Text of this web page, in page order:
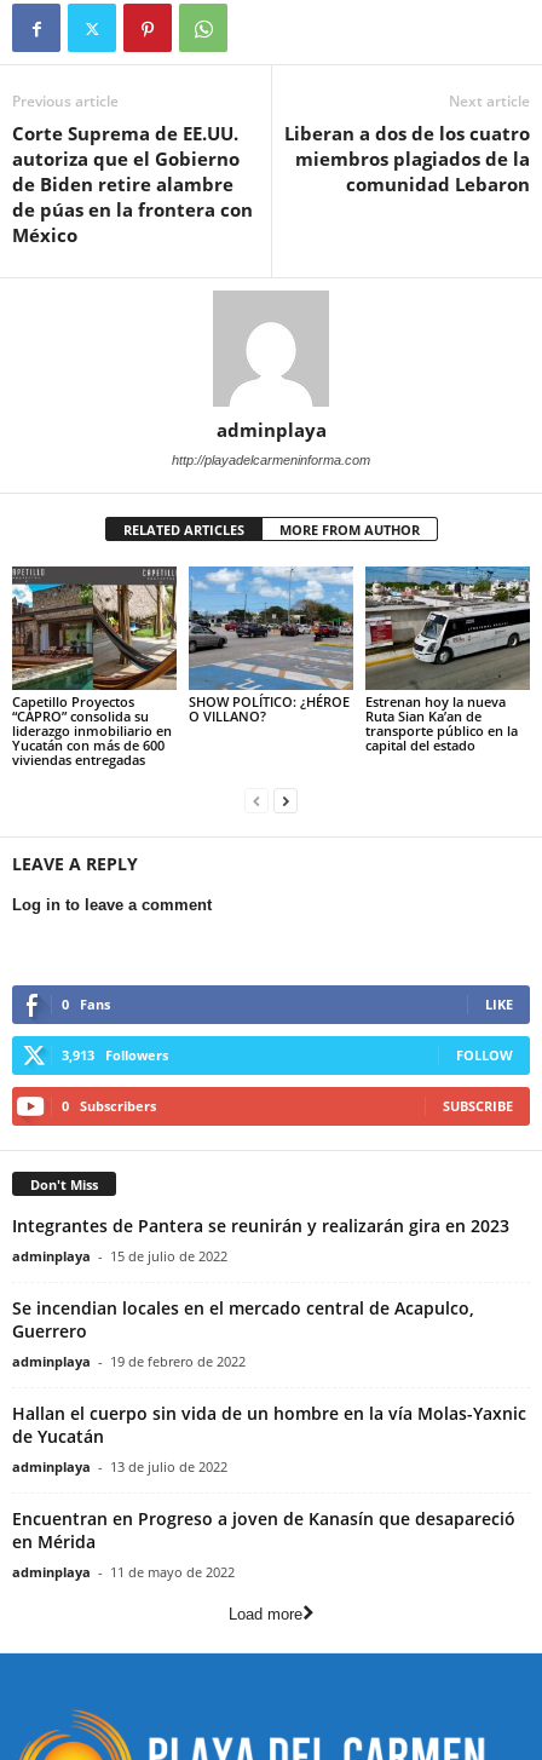
Previous article
Corte Suprema de EE.UU.
autoriza que el Gobierno
de Biden retire alambre
de púas en la frontera con
México
Next article
Liberan a dos de los cuatro
miembros plagiados de la
comunidad Lebaron
adminplaya
http://playadelcarmeninforma.com
RELATED ARTICLES MORE FROM AUTHOR
Capetillo Proyectos
“CAPRO” consolida su
liderazgo inmobiliario en
Yucatán con más de 600
viviendas entregadas
SHOW POLÍTICO: ¿HÉROE
O VILLANO?
Estrenan hoy la nueva
Ruta Sian Ka’an de
transporte público en la
capital del estado
LEAVE A REPLY
Log in to leave a comment
0 Fans LIKE
3,913 Followers FOLLOW
0 Subscribers SUBSCRIBE
Don't Miss
Integrantes de Pantera se reunirán y realizarán gira en 2023
adminplaya - 15 de julio de 2022
Se incendian locales en el mercado central de Acapulco,
Guerrero
adminplaya - 19 de febrero de 2022
Hallan el cuerpo sin vida de un hombre en la vía Molas-Yaxnic
de Yucatán
adminplaya - 13 de julio de 2022
Encuentran en Progreso a joven de Kanasín que desapareció
en Mérida
adminplaya - 11 de mayo de 2022
Load more